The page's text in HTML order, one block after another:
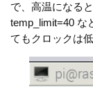
で、高温になる
temp_limit=40 な
てもクロックは